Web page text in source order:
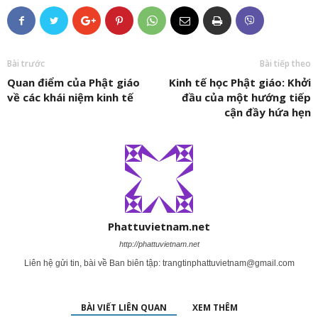
Bài trước
Quan điểm của Phật giáo
về các khái niệm kinh tế
Bài tiếp theo
Kinh tế học Phật giáo: Khởi
đầu của một hướng tiếp
cận đầy hứa hẹn
Phattuvietnam.net
http://phattuvietnam.net
Liên hệ gửi tin, bài về Ban biên tập: trangtinphattuvietnam@gmail.com
BÀI VIẾT LIÊN QUAN XEM THÊM